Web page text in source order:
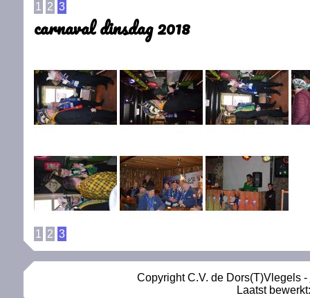
1 2 3
carnaval dinsdag 2018
1 2 3
Copyright C.V. de Dors(T)Vlegels -
Laatst